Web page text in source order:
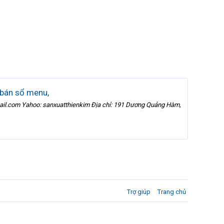
sổ menu,
Yahoo: sanxuatthienkim Địa chỉ: 191 Dương Quảng Hàm,
Trợ giúp Trang chủ